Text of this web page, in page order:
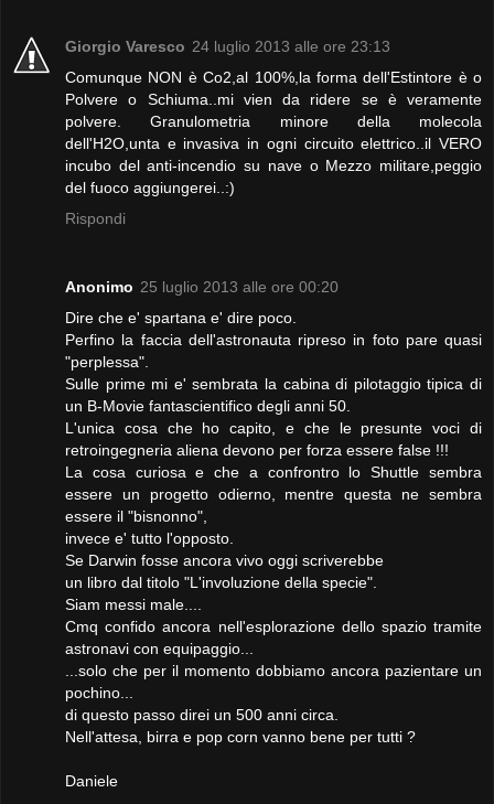
Giorgio Varesco 24 luglio 2013 alle ore 23:13
Comunque NON è Co2,al 100%,la forma dell'Estintore è o
Polvere o Schiuma..mi vien da ridere se è veramente
polvere. Granulometria minore della molecola
dell'H2O,unta e invasiva in ogni circuito elettrico..il VERO
incubo del anti-incendio su nave o Mezzo militare,peggio
del fuoco aggiungerei..:)
Rispondi
Anonimo 25 luglio 2013 alle ore 00:20
Dire che e' spartana e' dire poco.
Perfino la faccia dell'astronauta ripreso in foto pare quasi
"perplessa".
Sulle prime mi e' sembrata la cabina di pilotaggio tipica di
un B-Movie fantascientifico degli anni 50.
L'unica cosa che ho capito, e che le presunte voci di
retroingegneria aliena devono per forza essere false !!!
La cosa curiosa e che a confrontro lo Shuttle sembra
essere un progetto odierno, mentre questa ne sembra
essere il "bisnonno",
invece e' tutto l'opposto.
Se Darwin fosse ancora vivo oggi scriverebbe
un libro dal titolo "L'involuzione della specie".
Siam messi male....
Cmq confido ancora nell'esplorazione dello spazio tramite
astronavi con equipaggio...
...solo che per il momento dobbiamo ancora pazientare un
pochino...
di questo passo direi un 500 anni circa.
Nell'attesa, birra e pop corn vanno bene per tutti ?
Daniele